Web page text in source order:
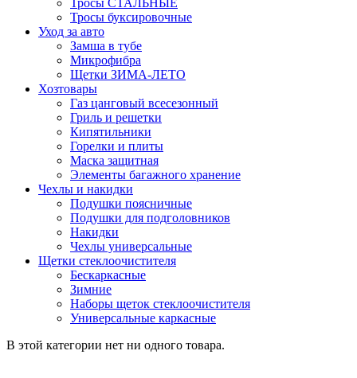
Тросы буксировочные
Уход за авто
Замша в тубе
Микрофибра
Щетки ЗИМА-ЛЕТО
Хозтовары
Газ цанговый всесезонный
Гриль и решетки
Кипятильники
Горелки и плиты
Маска защитная
Элементы багажного хранение
Чехлы и накидки
Подушки поясничные
Подушки для подголовников
Накидки
Чехлы универсальные
Щетки стеклоочистителя
Бескаркасные
Зимние
Наборы щеток стеклоочистителя
Универсальные каркасные
В этой категории нет ни одного товара.